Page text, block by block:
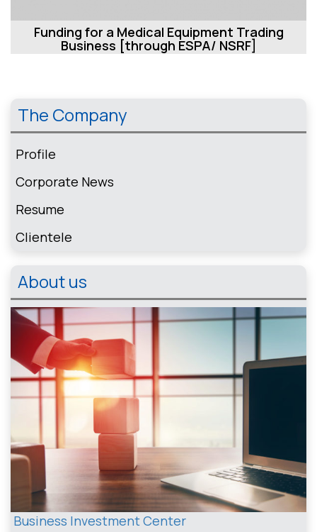
Funding for a Medical Equipment Trading
Business [through ESPA/ NSRF]
The Company
Profile
Corporate News
Resume
Clientele
About us
Business Investment Center